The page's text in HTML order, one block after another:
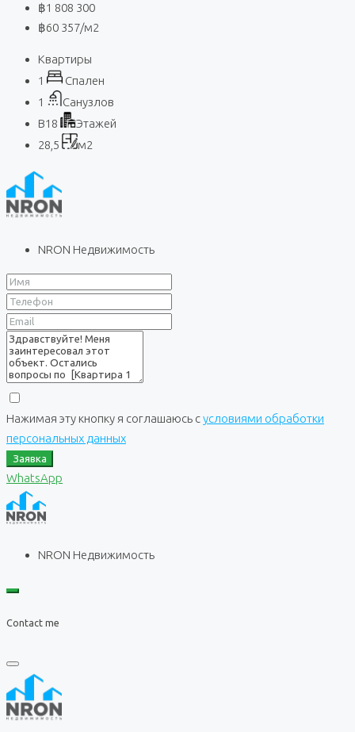
฿1 808 300
฿60 357/м2
Квартиры
1
Спален
1
Санузлов
B18
Этажей
28,5
м2
NRON Недвижимость
Нажимая эту кнопку я соглашаюсь сусловиями обработки
персональных данных
Заявка
WhatsApp
NRON Недвижимость
Contact me